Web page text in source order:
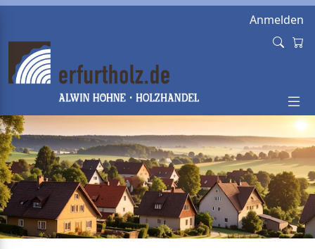
Anmelden